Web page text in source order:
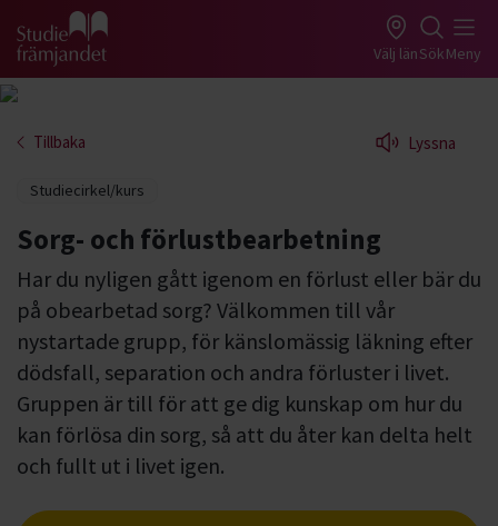
Gå till studiefrämjandets startsida Välj länSökMeny
Tillbaka Lyssna
Studiecirkel/kurs
Sorg- och förlustbearbetning
Har du nyligen gått igenom en förlust eller bär du
på obearbetad sorg? Välkommen till vår
nystartade grupp, för känslomässig läkning efter
dödsfall, separation och andra förluster i livet.
Gruppen är till för att ge dig kunskap om hur du
kan förlösa din sorg, så att du åter kan delta helt
och fullt ut i livet igen.